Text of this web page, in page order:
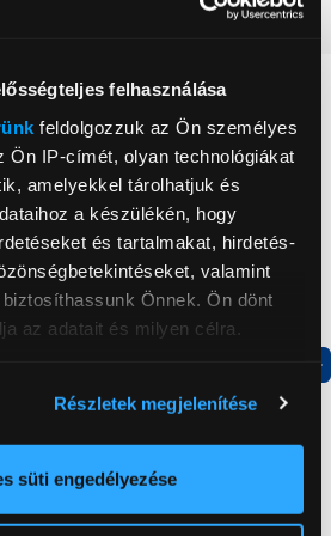
felhasználása
feldolgozzuk az Ön személyes
Ön IP-címét, olyan technológiákat
amelyekkel tárolhatjuk és
a készülékén, hogy
és tartalmakat, hirdetés-
valamint
Önnek. Ön dönt
az adatait és milyen célra.
pár méteres pontossággal
beazonosítása annak konkrét
Részletek megjelenítése
süti engedélyezése
ajánljuk
Gigapack Samsung
telefonvédő tok, fekete